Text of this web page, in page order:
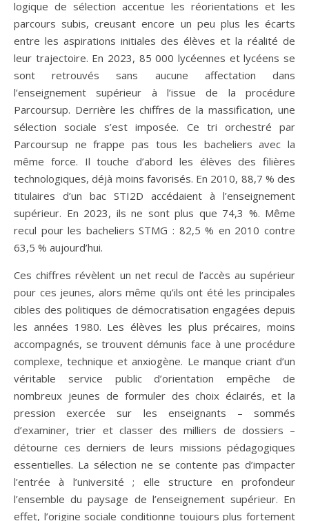
logique de sélection accentue les réorientations et les
parcours subis, creusant encore un peu plus les écarts
entre les aspirations initiales des élèves et la réalité de
leur trajectoire. En 2023, 85 000 lycéennes et lycéens se
sont retrouvés sans aucune affectation dans
l’enseignement supérieur à l’issue de la procédure
Parcoursup. Derrière les chiffres de la massification, une
sélection sociale s’est imposée. Ce tri orchestré par
Parcoursup ne frappe pas tous les bacheliers avec la
même force. Il touche d’abord les élèves des filières
technologiques, déjà moins favorisés. En 2010, 88,7 % des
titulaires d’un bac STI2D accédaient à l’enseignement
supérieur. En 2023, ils ne sont plus que 74,3 %. Même
recul pour les bacheliers STMG : 82,5 % en 2010 contre
63,5 % aujourd’hui.
Ces chiffres révèlent un net recul de l’accès au supérieur
pour ces jeunes, alors même qu’ils ont été les principales
cibles des politiques de démocratisation engagées depuis
les années 1980. Les élèves les plus précaires, moins
accompagnés, se trouvent démunis face à une procédure
complexe, technique et anxiogène. Le manque criant d’un
véritable service public d’orientation empêche de
nombreux jeunes de formuler des choix éclairés, et la
pression exercée sur les enseignants – sommés
d’examiner, trier et classer des milliers de dossiers –
détourne ces derniers de leurs missions pédagogiques
essentielles. La sélection ne se contente pas d’impacter
l’entrée à l’université ; elle structure en profondeur
l’ensemble du paysage de l’enseignement supérieur. En
effet, l’origine sociale conditionne toujours plus fortement